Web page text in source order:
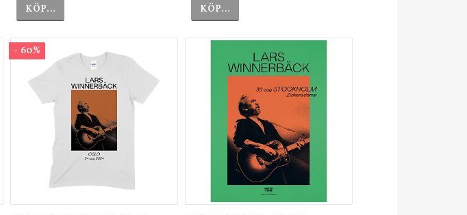
KÖP… KÖP…
- 60%